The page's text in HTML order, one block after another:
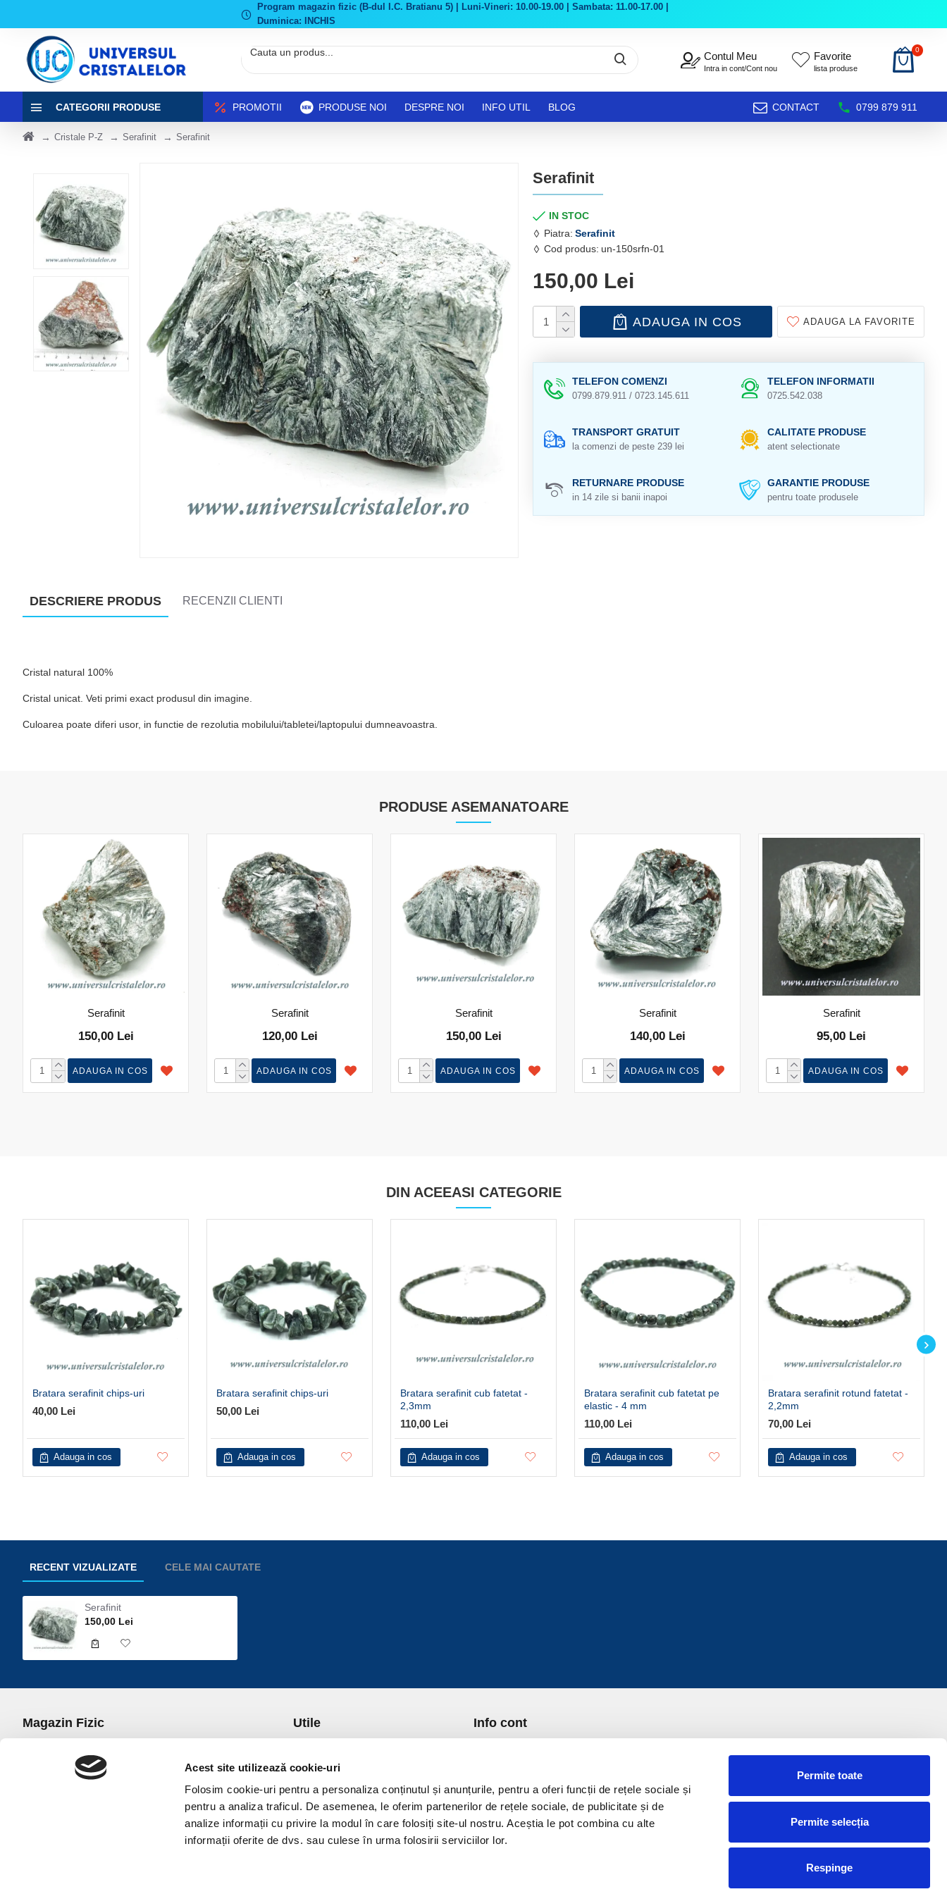
Acest site utilizează cookie-uri
Folosim cookie-uri pentru a personaliza conținutul și anunțurile, pentru a oferi funcții de rețele sociale și
pentru a analiza traficul. De asemenea, le oferim partenerilor de rețele sociale, de publicitate și de
analize informații cu privire la modul în care folosiți site-ul nostru. Aceștia le pot combina cu alte
informații oferite de dvs. sau culese în urma folosirii serviciilor lor.
Permite toate
Permite selecția
Respinge
Program magazin fizic (B-dul I.C. Bratianu 5) | Luni-Vineri: 10.00-19.00 | Sambata: 11.00-17.00 |
Duminica: INCHIS
Contul Meu
Intra in cont/Cont nou
Favorite
lista produse
0
CATEGORII PRODUSE PROMOTII PRODUSE NOI DESPRE NOI INFO UTIL BLOG CONTACT 0799 879 911
Cristale P-Z Serafinit Serafinit
Serafinit
IN STOC
Piatra: Serafinit
Cod produs: un-150srfn-01
150,00 Lei
ADAUGA IN COS ADAUGA LA FAVORITE
TELEFON COMENZI
0799.879.911 / 0723.145.611
TELEFON INFORMATII
0725.542.038
TRANSPORT GRATUIT
la comenzi de peste 239 lei
CALITATE PRODUSE
atent selectionate
RETURNARE PRODUSE
in 14 zile si banii inapoi
GARANTIE PRODUSE
pentru toate produsele
DESCRIERE PRODUS RECENZII CLIENTI
Cristal natural 100%
Cristal unicat. Veti primi exact produsul din imagine.
Culoarea poate diferi usor, in functie de rezolutia mobilului/tabletei/laptopului dumneavoastra.
PRODUSE ASEMANATOARE
Serafinit
150,00 Lei
ADAUGA IN COS
Serafinit
120,00 Lei
ADAUGA IN COS
Serafinit
150,00 Lei
ADAUGA IN COS
Serafinit
140,00 Lei
ADAUGA IN COS
Serafinit
95,00 Lei
ADAUGA IN COS
DIN ACEEASI CATEGORIE
Bratara serafinit chips-uri
40,00 Lei
Adauga in cos
Bratara serafinit chips-uri
50,00 Lei
Adauga in cos
Bratara serafinit cub fatetat -
2,3mm
110,00 Lei
Adauga in cos
Bratara serafinit cub fatetat pe
elastic - 4 mm
110,00 Lei
Adauga in cos
Bratara serafinit rotund fatetat -
2,2mm
70,00 Lei
Adauga in cos
RECENT VIZUALIZATE CELE MAI CAUTATE
Serafinit
150,00 Lei
Magazin Fizic
office@universulcristalelor.ro
0799 879 911, 0723 145 611 (Comenzi Telefonice)
Utile
Transport si Plata
Politica de Returnare
Politica de confidentialitate
Politica Cookies
Termeni si conditii
Info cont
Lista Favorite
GDPR - Protectia datelor
Contact